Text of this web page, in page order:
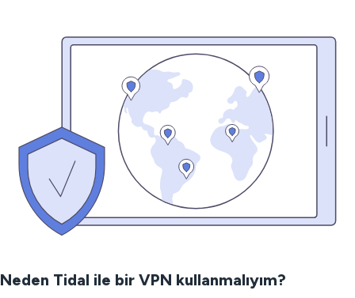
Neden Tidal ile bir VPN kullanmalıyım?